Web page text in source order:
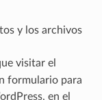
y los archivos
visitar el
formulario para
en el